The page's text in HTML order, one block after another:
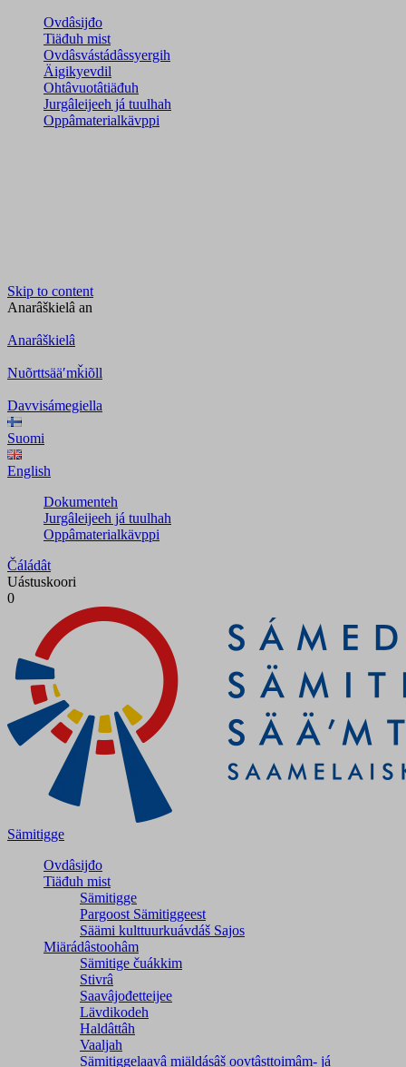
Ovdâsijđo
Tiäđuh mist
Ovdâsvástádâssyergih
Äigikyevdil
Ohtâvuotâtiäđuh
Jurgâleijeeh já tuulhah
Oppâmaterialkävppi
Skip to content
Anarâškielâ an
Anarâškielâ
Nuõrttsääʹmǩiõll
Davvisámegiella
Suomi
English
Dokumenteh
Jurgâleijeeh já tuulhah
Oppâmaterialkävppi
Čáládât
Uástuskoori
0
Sämitigge
Ovdâsijđo
Tiäđuh mist
Sämitigge
Pargoost Sämitiggeest
Säämi kulttuurkuávdáš Sajos
Miärádâstoohâm
Sämitige čuákkim
Stivrâ
Saavâjođetteijee
Lävdikodeh
Haldâttâh
Vaaljah
Sämitiggelaavâ miäldásâš oovtâsttoimâm- já